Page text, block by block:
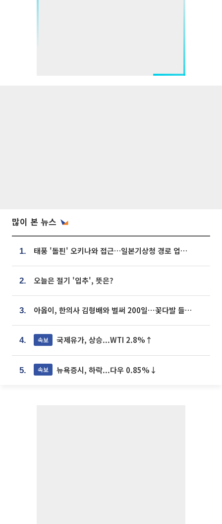
많이 본 뉴스
1. 태풍 '돌핀' 오키나와 접근…일본기상청 경로 업데이트
2. 오늘은 절기 '입추', 뜻은?
3. 아옳이, 한의사 김형배와 벌써 200일⋯꽃다발 들고 "프러포즈 아냐"
4. 속보 국제유가, 상승...WTI 2.8%↑
5. 속보 뉴욕증시, 하락...다우 0.85%↓